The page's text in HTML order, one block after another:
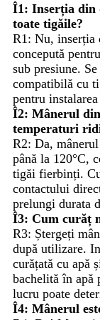
Î1: Inserția din
toate tigăile?
R1: Nu, inserția
concepută
sub presiune.
compatibilă cu
pentru
Î2: Mânerul
temperaturi
R2: Da,
până la 120°C,
tigăi fierbinți. Cu
contactului
prelungi durata
Î3: Cum curăț
R3: Ștergeți
după utilizare.
curățată cu apă
bachelită în apă
lucru poate
Î4: Mânerul